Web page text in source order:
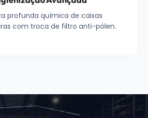
profunda química de caixas
com troca de filtro anti-pólen.